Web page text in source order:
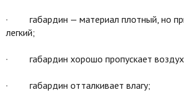
· габардин — материал плотный, но
легкий;
· габардин хорошо пропускает
· габардин отталкивает влагу;